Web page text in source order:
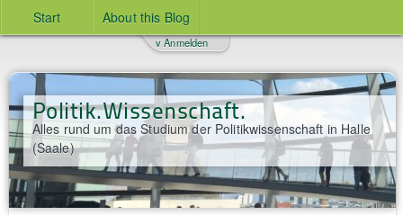
Start About this Blog
Politik.Wissenschaft.
Alles rund um das Studium der Politikwissenschaft in Halle
(Saale)
v Anmelden